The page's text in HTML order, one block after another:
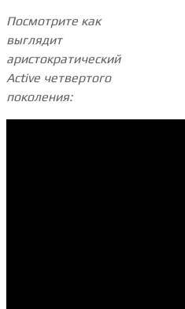
Посмотрите как
выглядит
аристократический
Active четвертого
поколения: